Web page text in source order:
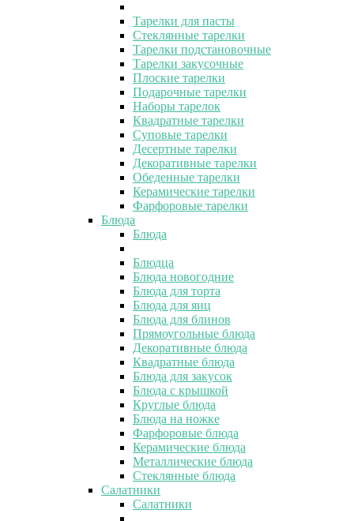
Тарелки для пасты
Стеклянные тарелки
Тарелки подстановочные
Тарелки закусочные
Плоские тарелки
Подарочные тарелки
Наборы тарелок
Квадратные тарелки
Суповые тарелки
Десертные тарелки
Декоративные тарелки
Обеденные тарелки
Керамические тарелки
Фарфоровые тарелки
Блюда
Блюда
Блюдца
Блюда новогодние
Блюда для торта
Блюда для яиц
Блюда для блинов
Прямоугольные блюда
Декоративные блюда
Квадратные блюда
Блюда для закусок
Блюда с крышкой
Круглые блюда
Блюда на ножке
Фарфоровые блюда
Керамические блюда
Металлические блюда
Стеклянные блюда
Салатники
Салатники